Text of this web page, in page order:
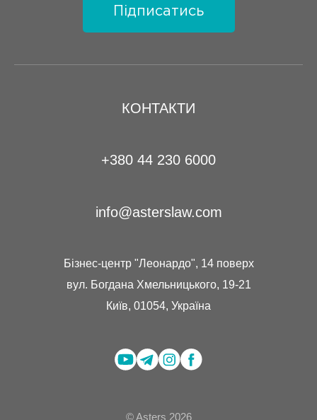
КОНТАКТИ
+380 44 230 6000
info@asterslaw.com
Бізнес-центр "Леонардо", 14 поверх
вул. Богдана Хмельницького, 19-21
Київ, 01054, Україна
Підписатись
© Asters 2026